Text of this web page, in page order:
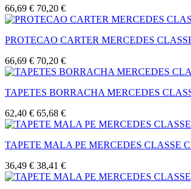
66,69 € 70,20 €
PROTECAO CARTER MERCEDES
66,69 € 70,20 €
TAPETES BORRACHA MERCEDES
62,40 € 65,68 €
TAPETE MALA PE MERCEDES CLASSE C
36,49 € 38,41 €